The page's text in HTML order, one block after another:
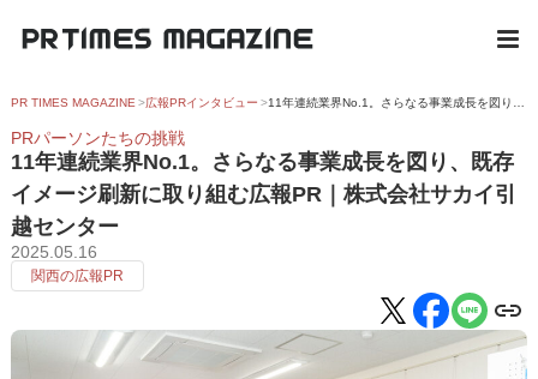
PR TIMES MAGAZINE 広報PRインタビュー
PRパーソンたちの挑戦
11年連続業界No.1。さらなる事業成長を図り、既存
イメージ刷新に取り組む広報PR｜株式会社サカイ引
越センター
2025.05.16
関西の広報PR